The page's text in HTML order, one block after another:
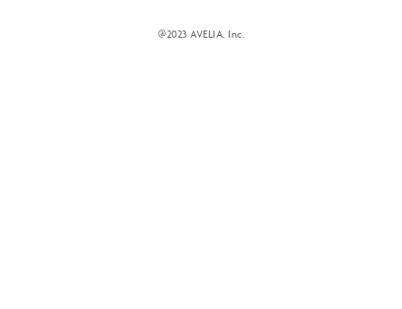
@2023 AVELIA, Inc.